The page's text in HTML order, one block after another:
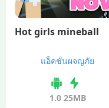
Hot girls mineball
แอ็คชั่นผจญภัย
1.0 25MB